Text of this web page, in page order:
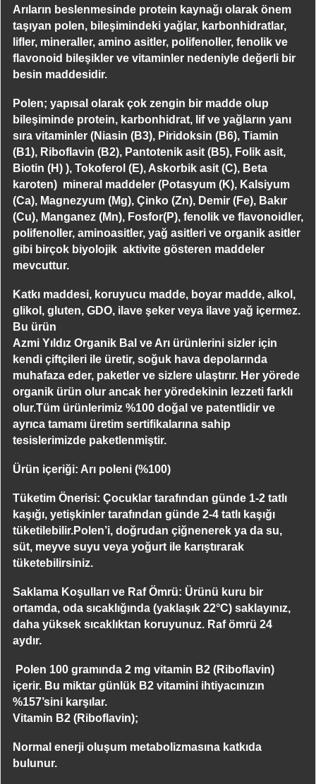
Arıların beslenmesinde protein kaynağı olarak önem
taşıyan polen, bileşimindeki yağlar, karbonhidratlar,
lifler, mineraller, amino asitler, polifenoller, fenolik ve
flavonoid bileşikler ve vitaminler nedeniyle değerli bir
besin maddesidir.
Polen; yapısal olarak çok zengin bir madde olup
bileşiminde protein, karbonhidrat, lif ve yağların yanı
sıra vitaminler (Niasin (B3), Piridoksin (B6), Tiamin
(B1), Riboflavin (B2), Pantotenik asit (B5), Folik asit,
Biotin (H) ), Tokoferol (E), Askorbik asit (C), Beta
karoten) mineral maddeler (Potasyum (K), Kalsiyum
(Ca), Magnezyum (Mg), Çinko (Zn), Demir (Fe), Bakır
(Cu), Manganez (Mn), Fosfor(P), fenolik ve flavonoidler,
polifenoller, aminoasitler, yağ asitleri ve organik asitler
gibi birçok biyolojik aktivite gösteren maddeler
mevcuttur.
Katkı maddesi, koruyucu madde, boyar madde, alkol,
glikol, gluten, GDO, ilave şeker veya ilave yağ içermez.
Bu ürün
Azmi Yıldız Organik Bal ve Arı ürünlerini sizler için
kendi çiftçileri ile üretir, soğuk hava depolarında
muhafaza eder, paketler ve sizlere ulaştırır. Her yörede
organik ürün olur ancak her yöredekinin lezzeti farklı
olur.Tüm ürünlerimiz %100 doğal ve patentlidir ve
ayrıca tamamı üretim sertifikalarına sahip
tesislerimizde paketlenmiştir.
Ürün içeriği: Arı poleni (%100)
Tüketim Önerisi: Çocuklar tarafından günde 1-2 tatlı
kaşığı, yetişkinler tarafından günde 2-4 tatlı kaşığı
tüketilebilir.Polen’i, doğrudan çiğnenerek ya da su,
süt, meyve suyu veya yoğurt ile karıştırarak
tüketebilirsiniz.
Saklama Koşulları ve Raf Ömrü: Ürünü kuru bir
ortamda, oda sıcaklığında (yaklaşık 22°C) saklayınız,
daha yüksek sıcaklıktan koruyunuz. Raf ömrü 24
aydır.
Polen 100 gramında 2 mg vitamin B2 (Riboflavin)
içerir. Bu miktar günlük B2 vitamini ihtiyacınızın
%157’sini karşılar.
Vitamin B2 (Riboflavin);
Normal enerji oluşum metabolizmasına katkıda
bulunur.